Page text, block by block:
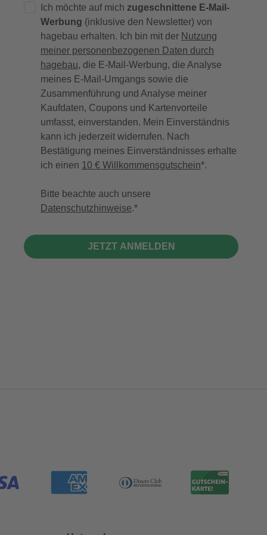
Ich möchte auf mich zugeschnittene E-Mail-
Werbung (inklusive den Newsletter) von
hagebau erhalten. Ich bin mit der Nutzung
meiner personenbezogenen Daten durch
hagebau, die E-Mail-Werbung, die Analyse
meines E-Mail-Umgangs sowie die
Zusammenführung und Analyse meiner
Kaufdaten, Coupons und Kartenvorteile
umfasst, einverstanden. Mein Einverständnis
kann ich jederzeit widerrufen. Nach
Bestätigung meines Einverständnisses erhalte
ich einen 10 € Willkommensgutschein*.
Bitte beachte auch unsere
Datenschutzhinweise.
JETZT ANMELDEN